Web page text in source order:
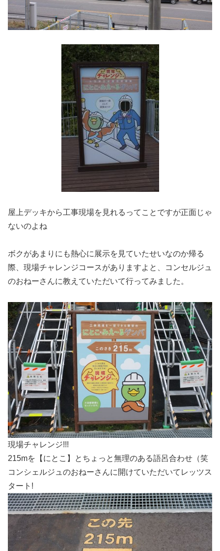
屋上デッキから工事現場を見れるってことですが正面じゃ
ないのよね
ボクがあまりにも熱心に展示を見ていたせいなのか帰る
際、現場チャレンジコースがありますよと、コンセルジュ
のおねーさんに教えていただいて行ってみました。
現場チャレンジ!!!
215mを【にとこ】とちょっと無理のある語呂合わせ（笑
コンシェルジュのおねーさんに開けていただいてレッツス
タート!